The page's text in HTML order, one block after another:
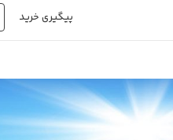
پیگیری خرید